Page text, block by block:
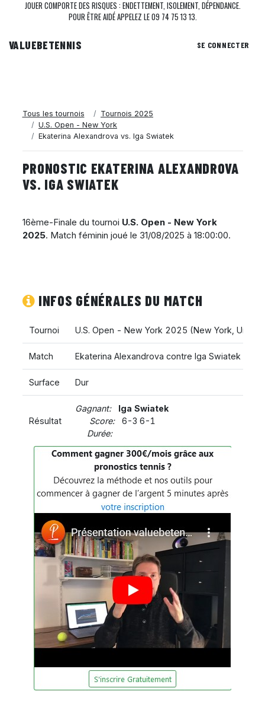
JOUER COMPORTE DES RISQUES : ENDETTEMENT, ISOLEMENT, DÉPENDANCE.
POUR ÊTRE AIDÉ APPELEZ LE 09 74 75 13 13.
VALUEBETENNIS SE CONNECTER
Tous les tournois
Tournois 2025
U.S. Open - New York
Ekaterina Alexandrova vs. Iga Swiatek
PRONOSTIC EKATERINA ALEXANDROVA
VS. IGA SWIATEK
16ème-Finale du tournoi U.S. Open - New York
2025. Match féminin joué le 31/08/2025 à 18:00:00.
INFOS GÉNÉRALES DU MATCH
Tournoi U.S. Open - New York 2025 (New York United
Match Ekaterina Alexandrova contre Iga Swiatek
Surface Dur
Résultat
Gagnant:
Iga Swiatek
Score:6-3 6-1
Durée: